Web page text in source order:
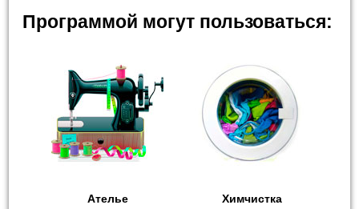
Программой могут пользоваться:
Ателье Химчистка